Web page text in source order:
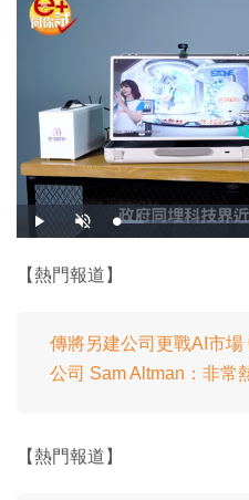
播
放
開
啟
載
入
%
【熱門報道】
傳將另建公司更戰AI市
公司 Sam Altman：非常
【熱門報道】